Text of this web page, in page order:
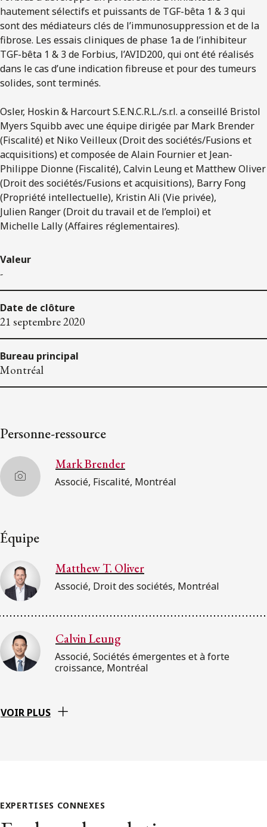
hautement sélectifs et puissants de TGF-bêta 1 & 3 qui
sont des médiateurs clés de l’immunosuppression et de la
fibrose. Les essais cliniques de phase 1a de l’inhibiteur
TGF-bêta 1 & 3 de Forbius, l’AVID200, qui ont été réalisés
dans le cas d’une indication fibreuse et pour des tumeurs
solides, sont terminés.
Osler, Hoskin & Harcourt S.E.N.C.R.L./s.r.l. a conseillé Bristol
Myers Squibb avec une équipe dirigée par Mark Brender
(Fiscalité) et Niko Veilleux (Droit des sociétés/Fusions et
acquisitions) et composée de Alain Fournier et Jean-
Philippe Dionne (Fiscalité), Calvin Leung et Matthew Oliver
(Droit des sociétés/Fusions et acquisitions), Barry Fong
(Propriété intellectuelle), Kristin Ali (Vie privée),
Julien Ranger (Droit du travail et de l’emploi) et
Michelle Lally (Affaires réglementaires).
Valeur
-
Date de clôture
21 septembre 2020
Bureau principal
Montréal
Personne-ressource
Mark Brender
Associé, Fiscalité, Montréal
Équipe
Matthew T. Oliver
Associé, Droit des sociétés, Montréal
Calvin Leung
Associé, Sociétés émergentes et à forte
croissance, Montréal
VOIR PLUS
EXPERTISES CONNEXES